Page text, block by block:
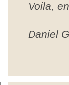
Voila,
Daniel